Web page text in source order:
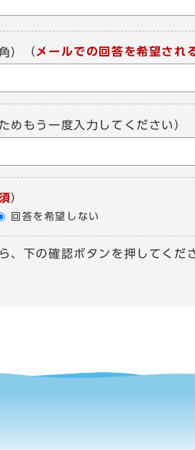
） （ メールでの回答を希望され
めもう一度入力してください）
）
回答を希望しない
、下の確認ボタンを押してくだ